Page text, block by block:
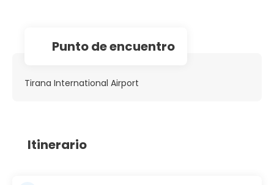
Punto de encuentro
Tirana International Airport
Itinerario